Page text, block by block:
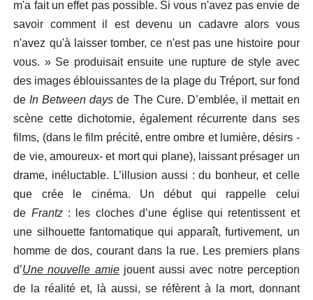
m'a fait un effet pas possible. Si vous n'avez pas envie de
savoir comment il est devenu un cadavre alors vous
n'avez qu'à laisser tomber, ce n'est pas une histoire pour
vous. » Se produisait ensuite une rupture de style avec
des images éblouissantes de la plage du Tréport, sur fond
de In Between days de The Cure. D’emblée, il mettait en
scène cette dichotomie, également récurrente dans ses
films, (dans le film précité, entre ombre et lumière, désirs -
de vie, amoureux- et mort qui plane), laissant présager un
drame, inéluctable. L’illusion aussi : du bonheur, et celle
que crée le cinéma. Un début qui rappelle celui
de Frantz : les cloches d’une église qui retentissent et
une silhouette fantomatique qui apparaît, furtivement, un
homme de dos, courant dans la rue. Les premiers plans
d’Une nouvelle amiejouent aussi avec notre perception
de la réalité et, là aussi, se réfèrent à la mort, donnant